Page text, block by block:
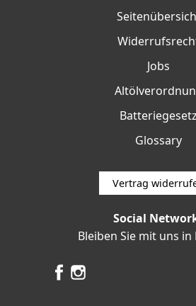
Jobs
Batteriegesetz
Glossary
Vertrag
Social
Bleiben Sie mit uns in